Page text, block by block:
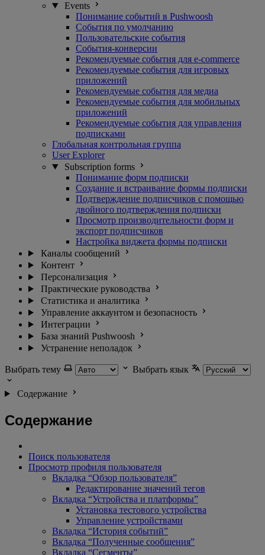
Events
Понимание событий в Pushwoosh
События по умолчанию
Пользовательские события
События-конверсии
Рекомендуемые события для e-commerce
Рекомендуемые события для игровых
приложений
Рекомендуемые события для медиа
Рекомендуемые события для мобильных
приложений
Рекомендуемые события для управления
подписками
Глобальная контрольная группа
User Explorer
Subscription forms
Понимание форм подписки
Создание и встраивание формы подписки
Подтверждение подписчиков с помощью
двойного подтверждения подписки
Просмотр производительности форм и
экспорт подписчиков
Настройка виджета формы подписки
Каналы сообщений
Контент
Персонализация
Практические руководства
Статистика и аналитика
Управление аккаунтом и безопасность
Интеграции
База знаний Pushwoosh
Устранение неполадок
Выбрать тему Выбрать язык
Содержание
Содержание
Поиск пользователя
Просмотр профиля пользователя
Вкладка “Обзор пользователя”
Редактирование значений тегов
Вкладка “Устройства и платформы”
Установка тестового устройства
Управление устройствами
Вкладка “История событий”
Вкладка “Полученные сообщения”
Вкладка “Сегменты”